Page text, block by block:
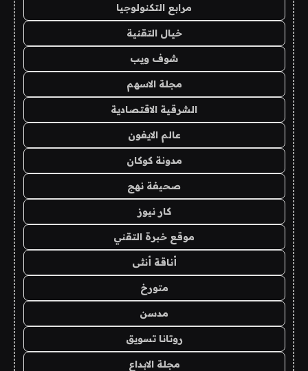
مرابع التكنولوجيا
خيال التقنية
شوف ويب
مجلة الاسهم
الشرقية الاقتصادية
عالم الايفون
مدونة كوكان
صحيفة نهج
كار نيوز
موقع خبرة التقني
أناقة أنثى
متورخ
مدسن
روتانا تسويق
مجلة الابداع